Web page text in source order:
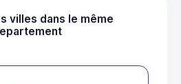
villes dans le même